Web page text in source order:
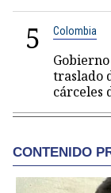
5 Colombia
traslado
cárceles